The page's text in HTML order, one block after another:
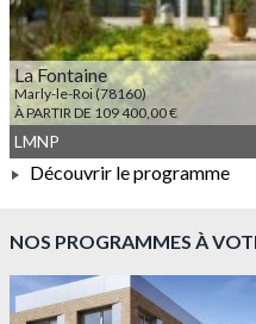
La Fontaine
Marly-le-Roi (78160)
À PARTIR DE 109 400,00 €
À PARTIR DE 109 400,00 €
LMNP
Découvrir le programme
NOS PROGRAMMES À